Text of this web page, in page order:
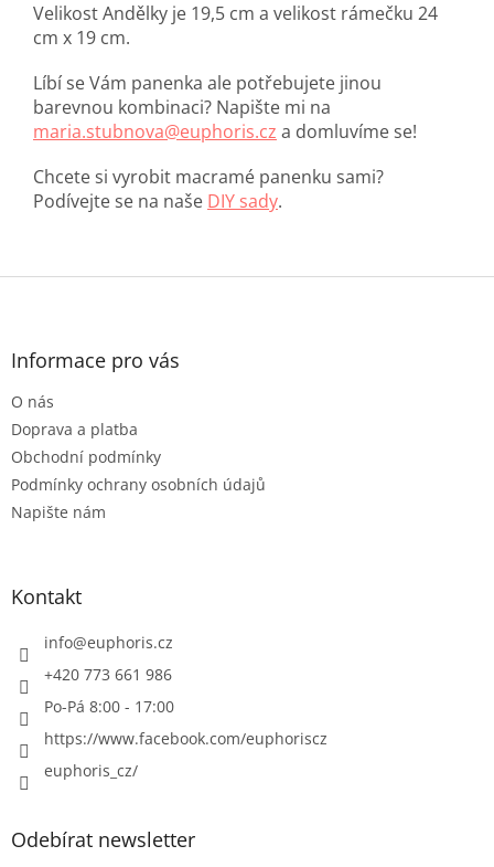
Velikost Andělky je 19,5 cm a velikost rámečku 24
cm x 19 cm.
Líbí se Vám panenka ale potřebujete jinou
barevnou kombinaci? Napište mi na
maria.stubnova@euphoris.cz a domluvíme se!
Chcete si vyrobit macramé panenku sami?
Podívejte se na naše DIY sady.
Z
Informace pro vás
O nás
Doprava a platba
Obchodní podmínky
Podmínky ochrany osobních údajů
Napište nám
Kontakt
info@euphoris.cz
+420 773 661 986
Po-Pá 8:00 - 17:00
https://www.facebook.com/euphoriscz
euphoris_cz/
Odebírat newsletter